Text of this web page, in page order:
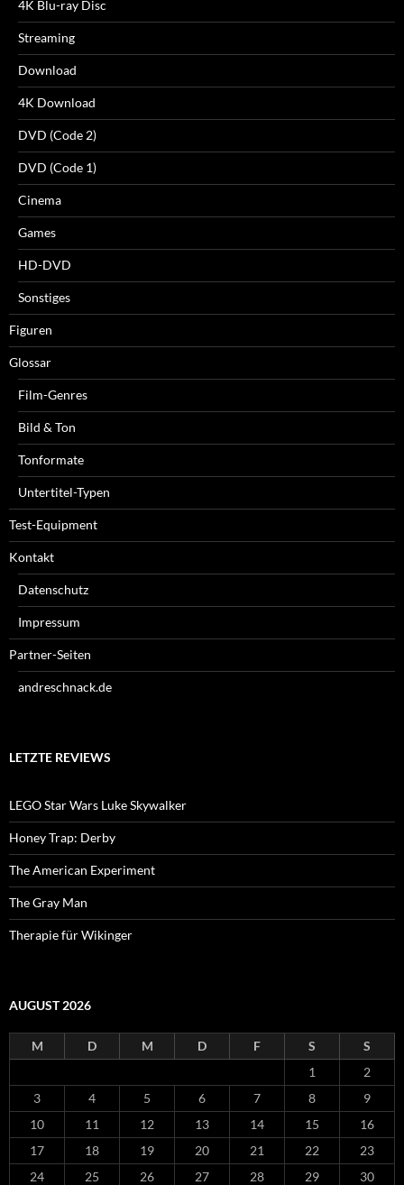
4K Blu-ray Disc
Streaming
Download
4K Download
DVD (Code 2)
DVD (Code 1)
Cinema
Games
HD-DVD
Sonstiges
Figuren
Glossar
Film-Genres
Bild & Ton
Tonformate
Untertitel-Typen
Test-Equipment
Kontakt
Datenschutz
Impressum
Partner-Seiten
andreschnack.de
LETZTE REVIEWS
LEGO Star Wars Luke Skywalker
Honey Trap: Derby
The American Experiment
The Gray Man
Therapie für Wikinger
AUGUST 2026
M D M D F S
S
1
2
3
4 5 6 7 8
9
10
11 12 13 14 15
16
17
18 19 20 21 22
23
24
25 26 27 28 29
30